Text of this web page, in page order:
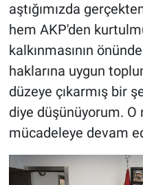
aştığımızda
hem AKP'den
kalkınmasının
haklarına uygun
düzeye çıkarmış bir
diye düşünüyorum.
mücadeleye devam